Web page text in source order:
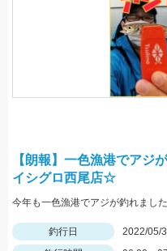
【朗報】一色漁港でアジ
イシグロ西尾店☆
釣行日
2022/05/